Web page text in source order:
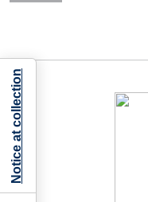
Notice at collection